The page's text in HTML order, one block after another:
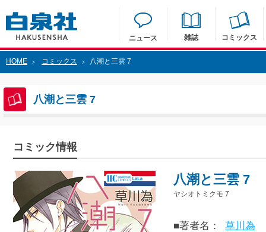
ニュース 雑誌 コミックス
HOME > コミックス > 八潮と三雲 7
八潮と三雲 7
コミック情報
八潮と三雲 7
ヤシオトミクモ 7
■著者名：
草川為